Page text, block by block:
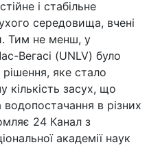
і стабільне
середовища, вчені
Тим не менш, у
Вегасі (UNLV) було
яке стало
кількість засух, що
в різних
24 Канал з
академії наук